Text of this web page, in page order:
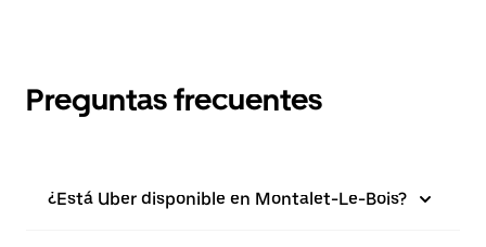
Preguntas frecuentes
¿Está Uber disponible en Montalet-Le-Bois?